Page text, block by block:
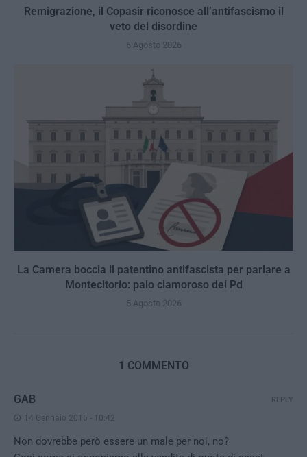
Remigrazione, il Copasir riconosce all’antifascismo il
veto del disordine
6 Agosto 2026
La Camera boccia il patentino antifascista per parlare a
Montecitorio: palo clamoroso del Pd
5 Agosto 2026
1 COMMENTO
GAB
14 Gennaio 2016 - 10:42
Non dovrebbe però essere un male per noi, no?
REPLY